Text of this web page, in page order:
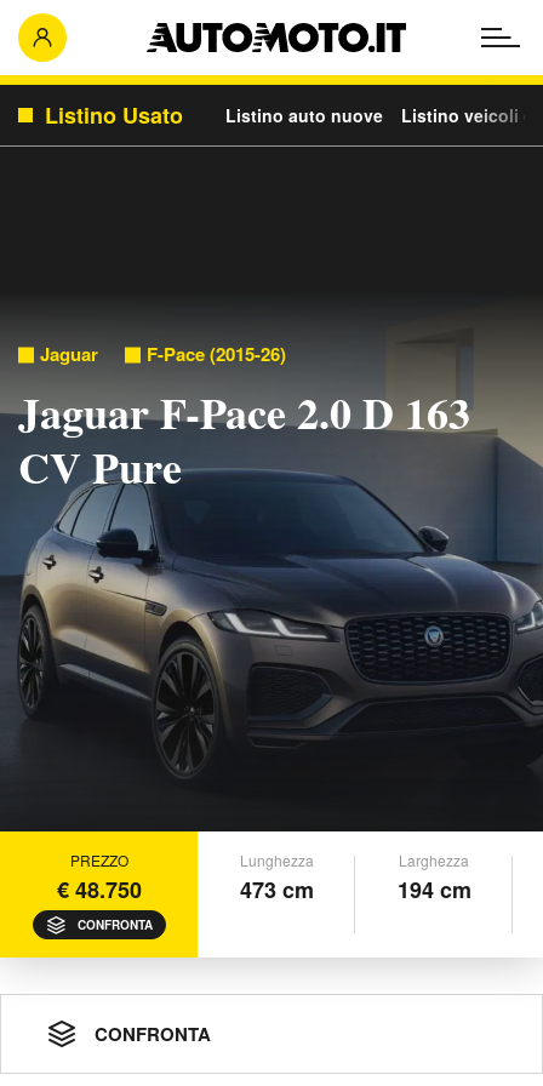
Listino Usato Listino auto nuove Listino veicoli
Jaguar F-Pace (2015-26)
Jaguar F-Pace 2.0 D 163
CV Pure
PREZZO
€ 48.750
CONFRONTA
Lunghezza
473 cm
Larghezza
194 cm
CONFRONTA